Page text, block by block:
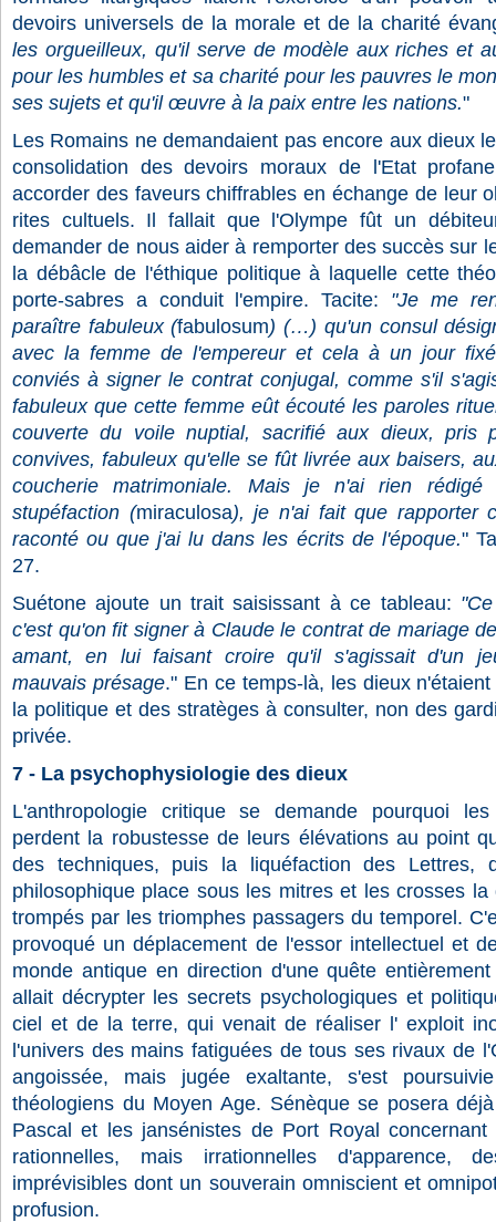
devoirs universels de la morale et de la charité
les orgueilleux, qu'il serve de modèle aux riches et
pour les humbles et sa charité pour les pauvres le
ses sujets et qu'il œuvre à la paix entre les nations."
Les Romains ne demandaient pas encore aux dieux
consolidation des devoirs moraux de l'Etat
accorder des faveurs chiffrables en échange de leur
rites cultuels. Il fallait que l'Olympe fût un
demander de nous aider à remporter des succès sur
la débâcle de l'éthique politique à laquelle cette
porte-sabres a conduit l'empire. Tacite:
"Je me
paraître fabuleux (fabulosum) (…) qu'un consul
avec la femme de l'empereur et cela à un jour
conviés à signer le contrat conjugal, comme s'il
fabuleux que cette femme eût écouté les paroles
couverte du voile nuptial, sacrifié aux dieux, pris
convives, fabuleux qu'elle se fût livrée aux baisers,
coucherie matrimoniale. Mais je n'ai rien
stupéfaction (miraculosa), je n'ai fait que rapporter
raconté ou que j'ai lu dans les écrits de l'époque."
27.
Suétone ajoute un trait saisissant à ce tableau:
c'est qu'on fit signer à Claude le contrat de mariage
amant, en lui faisant croire qu'il s'agissait d'un
mauvais présage." En ce temps-là, les dieux
la politique et des stratèges à consulter, non des
privée.
7 - La psychophysiologie des dieux
L'anthropologie critique se demande pourquoi les
perdent la robustesse de leurs élévations au point
des techniques, puis la liquéfaction des
philosophique place sous les mitres et les crosses
trompés par les triomphes passagers du temporel.
provoqué un déplacement de l'essor intellectuel et
monde antique en direction d'une quête
allait décrypter les secrets psychologiques et
ciel et de la terre, qui venait de réaliser l' exploit
l'univers des mains fatiguées de tous ses rivaux de
angoissée, mais jugée exaltante, s'est
théologiens du Moyen Age. Sénèque se posera
Pascal et les jansénistes de Port Royal
rationnelles, mais irrationnelles d'apparence,
imprévisibles dont un souverain omniscient et
profusion.